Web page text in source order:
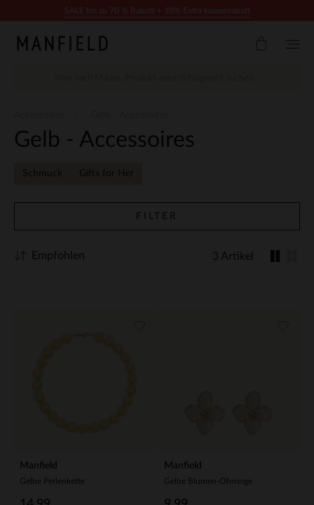
Gelb - Accessoires
Schmuck Gifts for Her
FILTER
3 Artikel
Empfohlen
Manfield
Gelbe Perlenkette
Manfield
Gelbe Blumen-Ohrringe